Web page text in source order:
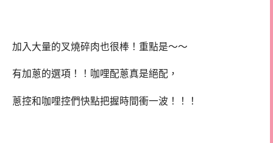
加入大量的叉燒碎肉也很棒！重點是～～
有加蔥的選項！！咖哩配蔥真是絕配，
蔥控和咖哩控們快點把握時間衝一波！！！